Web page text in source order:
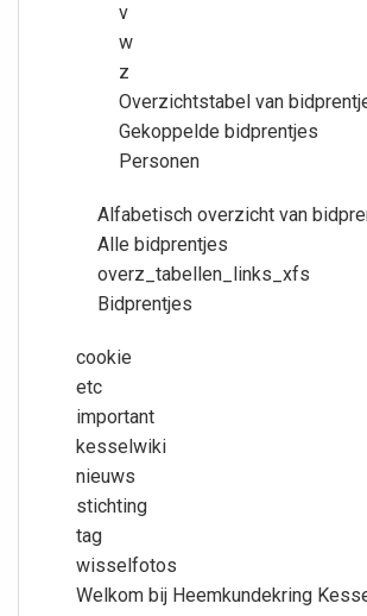
v
w
z
Overzichtstabel van
Gekoppelde bidprentjes
Personen
Alfabetisch overzicht van
Alle bidprentjes
overz_tabellen_links_xfs
Bidprentjes
cookie
etc
important
kesselwiki
nieuws
stichting
tag
wisselfotos
Welkom bij Heemkundekring